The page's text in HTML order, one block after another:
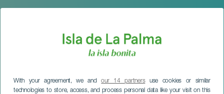
With your agreement, we andour 14 partnersuse cookies or similar
technologies to store, access, and process personal data like your visit on this